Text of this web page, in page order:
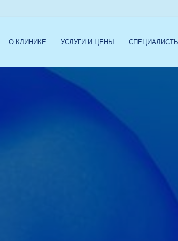
О КЛИНИКЕ УСЛУГИ И ЦЕНЫ СПЕЦИАЛИСТЫ